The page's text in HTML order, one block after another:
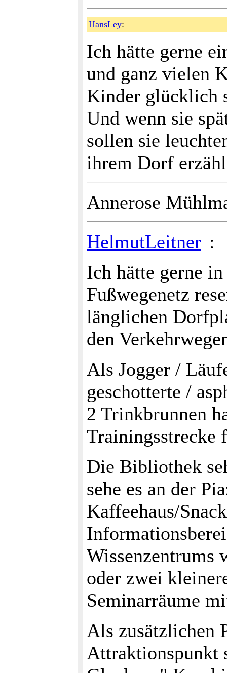
HansLey:
Ich hätte gerne
und ganz vielen
Kinder glücklich
Und wenn sie
sollen sie
ihrem Dorf
Annerose
HelmutLeitner :
Ich hätte gerne
Fußwegenetz
länglichen
den
Als Jogger /
geschotterte /
2 Trinkbrunnen
Trainingsstrecke
Die Bibliothek
sehe es an der
Kaffeehaus/
Wissenzentrums
oder zwei
Seminarräume
Als zusätzlichen
Attraktionspunkt